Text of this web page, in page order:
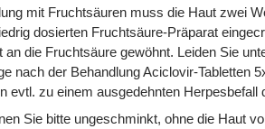
mit Fruchtsäuren muss die Haut zwei
dosierten Fruchtsäure-Präparat
an die Fruchtsäure gewöhnt. Leiden Sie
nach der Behandlung Aciclovir-Tabletten
evtl. zu einem ausgedehnten
Sie bitte ungeschminkt, ohne die Haut